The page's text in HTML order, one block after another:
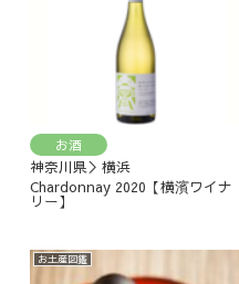
お酒
神奈川県＞横浜
Chardonnay 2020【横濱ワイナ
リー】
お土産図鑑